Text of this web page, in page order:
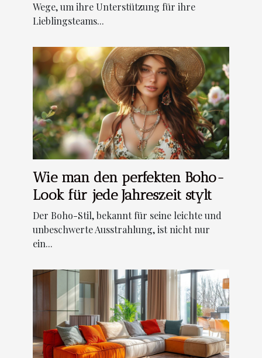
Wege, um ihre Unterstützung für ihre
Lieblingsteams...
Wie man den perfekten Boho-
Look für jede Jahreszeit stylt
Der Boho-Stil, bekannt für seine leichte und
unbeschwerte Ausstrahlung, ist nicht nur
ein...